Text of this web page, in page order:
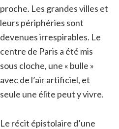
proche. Les grandes villes et
leurs périphéries sont
devenues irrespirables. Le
centre de Paris a été mis
sous cloche, une « bulle »
avec de l’air artificiel, et
seule une élite peut y vivre.
Le récit épistolaire d’une